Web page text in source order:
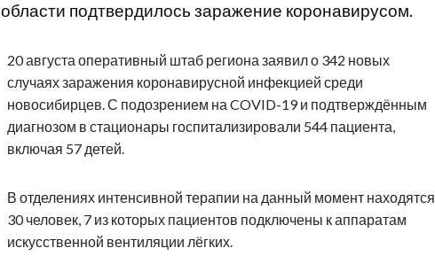
области подтвердилось заражение коронавирусом.
20 августа оперативный штаб региона заявил о 342 новых
случаях заражения коронавирусной инфекцией среди
новосибирцев. С подозрением на COVID-19 и подтверждённым
диагнозом в стационары госпитализировали 544 пациента,
включая 57 детей.
В отделениях интенсивной терапии на данный момент находятся
30 человек, 7 из которых пациентов подключены к аппаратам
искусственной вентиляции лёгких.